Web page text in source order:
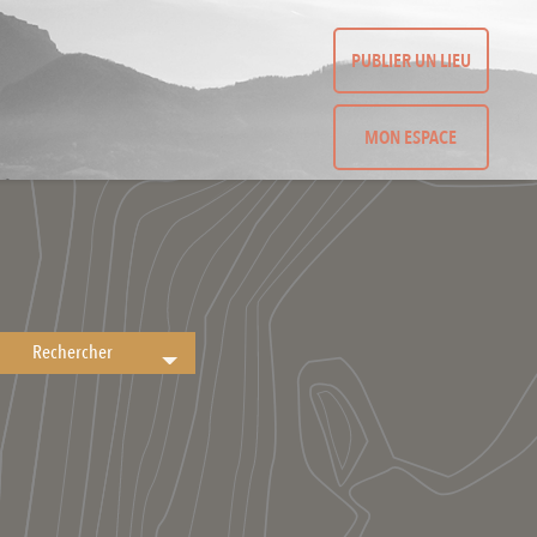
PUBLIER UN LIEU
MON ESPACE